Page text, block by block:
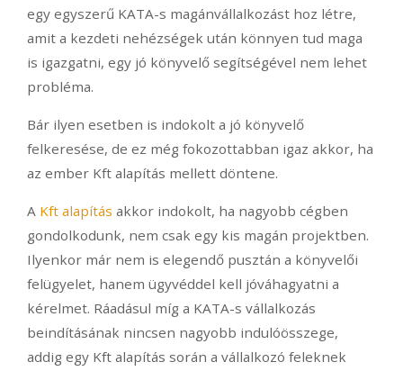
egy egyszerű KATA-s magánvállalkozást hoz létre,
amit a kezdeti nehézségek után könnyen tud maga
is igazgatni, egy jó könyvelő segítségével nem lehet
probléma.
Bár ilyen esetben is indokolt a jó könyvelő
felkeresése, de ez még fokozottabban igaz akkor, ha
az ember Kft alapítás mellett döntene.
A Kft alapítás akkor indokolt, ha nagyobb cégben
gondolkodunk, nem csak egy kis magán projektben.
Ilyenkor már nem is elegendő pusztán a könyvelői
felügyelet, hanem ügyvéddel kell jóváhagyatni a
kérelmet. Ráadásul míg a KATA-s vállalkozás
beindításának nincsen nagyobb indulóösszege,
addig egy Kft alapítás során a vállalkozó feleknek